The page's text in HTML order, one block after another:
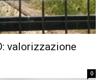
valorizzazione
0